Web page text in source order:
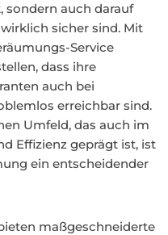
auch darauf
sicher sind. Mit
Service
dass ihre
auch bei
erreichbar sind.
Umfeld, das auch im
Effizienz geprägt ist, ist
ein entscheidender
maßgeschneiderte